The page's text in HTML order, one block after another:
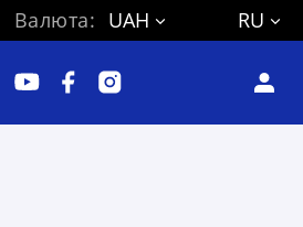
Валюта: UAH RU